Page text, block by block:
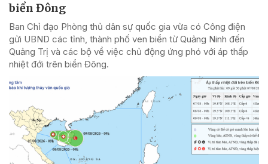
biển Đông
Ban Chỉ đạo Phòng thủ dân sự quốc gia vừa có Công điện
gửi UBND các tỉnh, thành phố ven biển từ Quảng Ninh đến
Quảng Trị và các bộ về việc chủ động ứng phó với áp thấp
nhiệt đới trên biển Đông.